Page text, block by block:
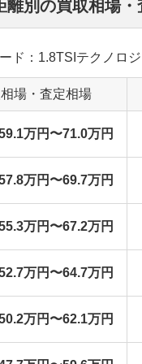
離別の買取相場
ド：1.8TSIテクノロ
場・査定相場
万円〜71.0万円
万円〜69.7万円
万円〜67.2万円
万円〜64.7万円
万円〜62.1万円